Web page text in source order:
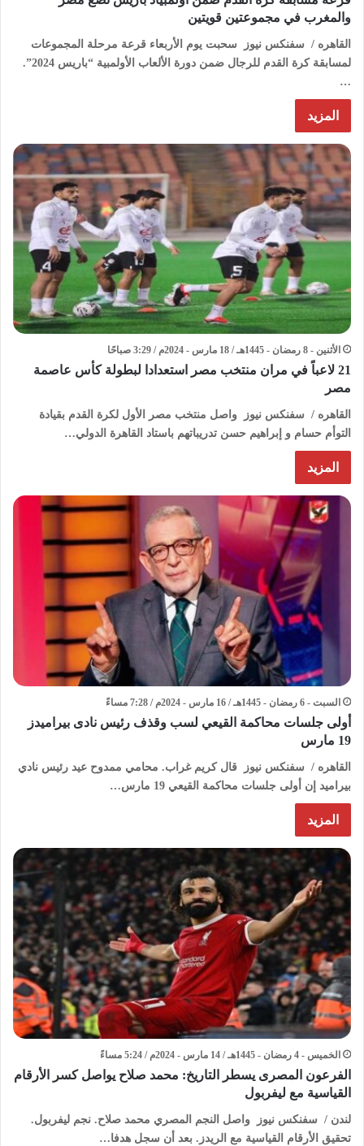
والمغرب في مجموعتين قويتين
القاهره / سفنكس نيوز سحبت يوم الأربعاء قرعة مرحلة المجموعات
لمسابقة كرة القدم للرجال ضمن دورة الألعاب الأولمبية “باريس 2024”.
…
المزيد
الأثنين - 8 رمضان - 1445هـ / 18 مارس - 2024م / 3:29 صباحًا
21 لاعباً في مران منتخب مصر استعدادا لبطولة كأس عاصمة
مصر
القاهره / سفنكس نيوز واصل منتخب مصر الأول لكرة القدم بقيادة
التوأم حسام و إبراهيم حسن تدريباتهم باستاد القاهرة الدولي…
المزيد
السبت - 6 رمضان - 1445هـ / 16 مارس - 2024م / 7:28 مساءً
أولى جلسات محاكمة القيعي لسب وقذف رئيس نادى بيراميدز
19 مارس
القاهره / سفنكس نيوز قال كريم غراب. محامي ممدوح عيد رئيس نادي
بيراميد إن أولى جلسات محاكمة القيعي 19 مارس…
المزيد
الخميس - 4 رمضان - 1445هـ / 14 مارس - 2024م / 5:24 مساءً
الفرعون المصرى يسطر التاريخ: محمد صلاح يواصل كسر الأرقام
القياسية مع ليفربول
لندن / سفنكس نيوز واصل النجم المصري محمد صلاح. نجم ليفربول.
تحقيق الأرقام القياسية مع الريدز. بعد أن سجل هدفا…